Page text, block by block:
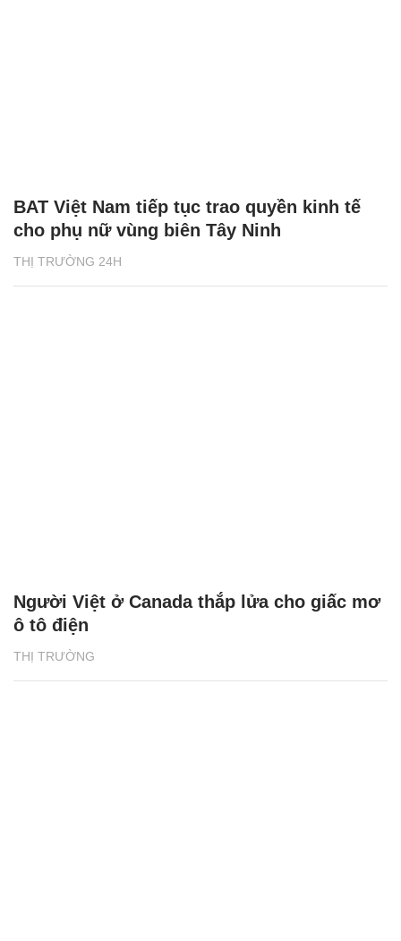
THỊ TRƯỜNG 24H
BAT Việt Nam tiếp tục trao quyền kinh tế
cho phụ nữ vùng biên Tây Ninh
THỊ TRƯỜNG
Người Việt ở Canada thắp lửa cho giấc mơ
ô tô điện